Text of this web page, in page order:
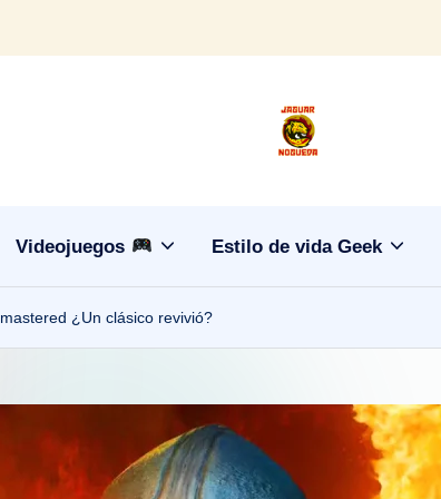
J
g
u
a
N
o
CONTENIDO
Videojuegos Estilo de vida Geek
¿Un clásico revivió?